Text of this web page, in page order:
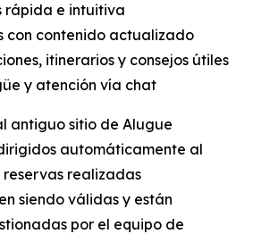
rápida e intuitiva
con contenido actualizado
itinerarios y consejos útiles
y atención vía chat
antiguo sitio de Alugue
automáticamente al
reservas realizadas
siendo válidas y están
por el equipo de